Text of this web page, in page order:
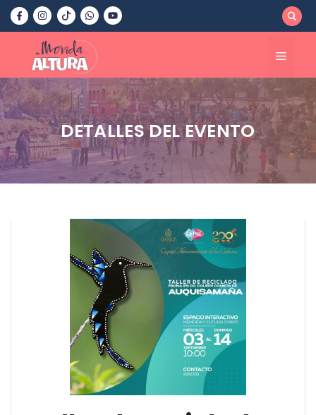
Saltar
contenido
Menú
DETALLES DEL EVENTO